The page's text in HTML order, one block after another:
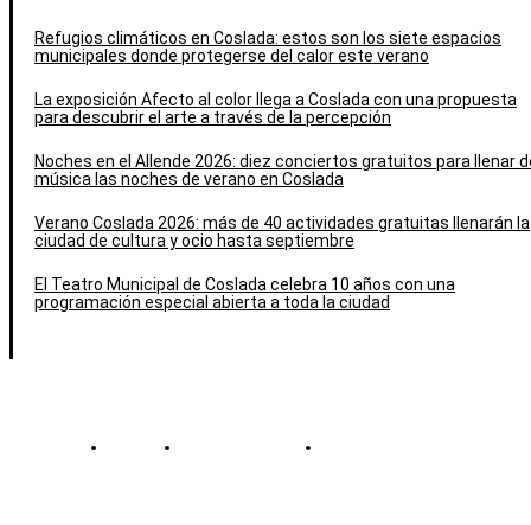
Refugios climáticos en Coslada: estos son los siete espacios
municipales donde protegerse del calor este verano
La exposición Afecto al color llega a Coslada con una propuesta
para descubrir el arte a través de la percepción
Noches en el Allende 2026: diez conciertos gratuitos para llenar
música las noches de verano en Coslada
Verano Coslada 2026: más de 40 actividades gratuitas llenarán la
ciudad de cultura y ocio hasta septiembre
El Teatro Municipal de Coslada celebra 10 años con una
programación especial abierta a toda la ciudad
Contacto Política de cookies